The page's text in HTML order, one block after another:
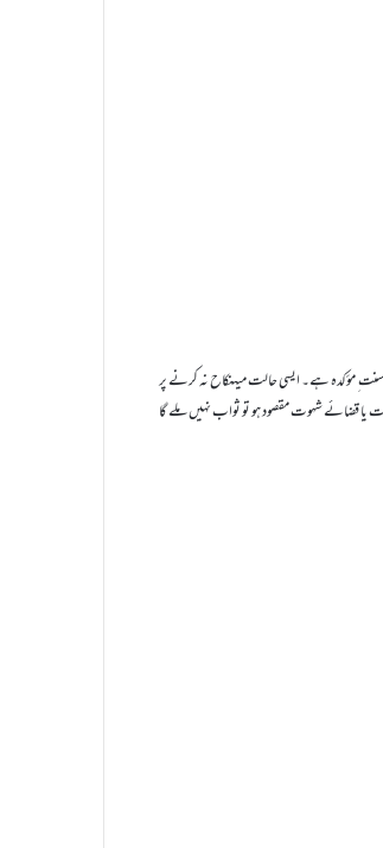
سنت ِ مؤکدہ ہے۔ ایسی حالت میںنکاح نہ کرنے پر
یا قضائے شہوت مقصود ہو تو ثواب نہیں ملے گا